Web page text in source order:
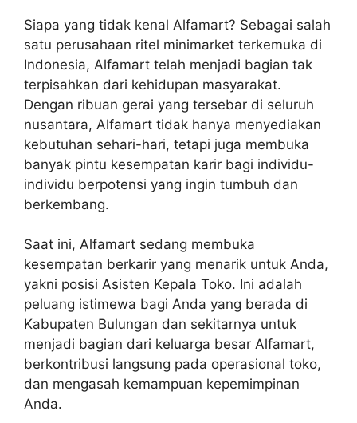
Siapa yang tidak kenal Alfamart? Sebagai salah
satu perusahaan ritel minimarket terkemuka di
Indonesia, Alfamart telah menjadi bagian tak
terpisahkan dari kehidupan masyarakat.
Dengan ribuan gerai yang tersebar di seluruh
nusantara, Alfamart tidak hanya menyediakan
kebutuhan sehari-hari, tetapi juga membuka
banyak pintu kesempatan karir bagi individu-
individu berpotensi yang ingin tumbuh dan
berkembang.
Saat ini, Alfamart sedang membuka
kesempatan berkarir yang menarik untuk Anda,
yakni posisi Asisten Kepala Toko. Ini adalah
peluang istimewa bagi Anda yang berada di
Kabupaten Bulungan dan sekitarnya untuk
menjadi bagian dari keluarga besar Alfamart,
berkontribusi langsung pada operasional toko,
dan mengasah kemampuan kepemimpinan
Anda.